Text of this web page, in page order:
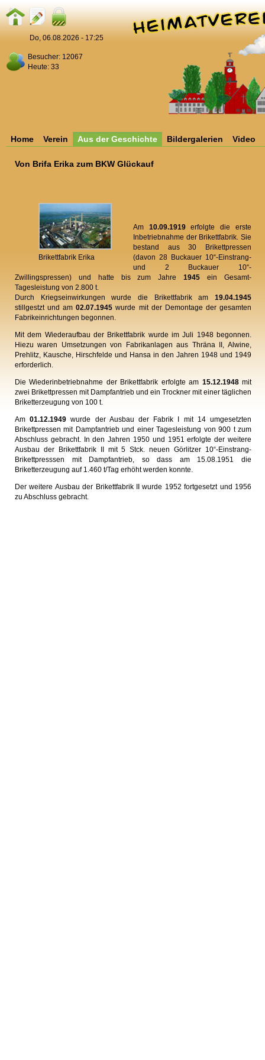
Do, 06.08.2026 - 17:25
Besucher: 12067
Heute: 33
Home Verein Aus der Geschichte Bildergalerien Video
Von Brifa Erika zum BKW Glückauf
Brikettfabrik Erika
Am 10.09.1919erfolgte die erste
Inbetriebnahme der Brikettfabrik. Sie
bestand aus 30 Brikettpressen
(davon 28 Buckauer 10“-Einstrang-
und 2 Buckauer 10“-
Zwillingspressen) und hatte bis zum Jahre1945 ein Gesamt-
Tagesleistung von 2.800 t.
Durch Kriegseinwirkungen wurde die Brikettfabrik am 19.04.1945
stillgestzt und am02.07.1945 wurde mit der Demontage der gesamten
Fabrikeinrichtungen begonnen.
Mit dem Wiederaufbau der Brikettfabrik wurde im Juli 1948 begonnen.
Hiezu waren Umsetzungen von Fabrikanlagen aus Thräna II, Alwine,
Prehlitz, Kausche, Hirschfelde und Hansa in den Jahren 1948 und 1949
erforderlich.
Die Wiederinbetriebnahme der Brikettfabrik erfolgte am 15.12.1948mit
zwei Brikettpressen mit Dampfantrieb und ein Trockner mit einer täglichen
Briketterzeugung von 100 t.
Am01.12.1949 wurde der Ausbau der Fabrik I mit 14 umgesetzten
Brikettpressen mit Dampfantrieb und einer Tagesleistung von 900 t zum
Abschluss gebracht. In den Jahren 1950 und 1951 erfolgte der weitere
Ausbau der Brikettfabrik II mit 5 Stck. neuen Görlitzer 10“-Einstrang-
Brikettpresssen mit Dampfantrieb, so dass am 15.08.1951 die
Briketterzeugung auf 1.460 t/Tag erhöht werden konnte.
Der weitere Ausbau der Brikettfabrik II wurde 1952 fortgesetzt und 1956
zu Abschluss gebracht.